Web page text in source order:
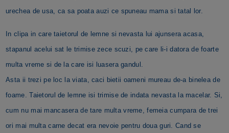
urechea de usa, ca sa poata auzi ce spuneau mama si tatal lor.
In clipa in care taietorul de lemne si nevasta lui ajunsera acasa,
stapanul acelui sat le trimise zece scuzi, pe care li-i datora de foarte
multa vreme si de la care isi luasera gandul.
Asta ii trezi pe loc la viata, caci bietii oameni mureau de-a binelea de
foame. Taietorul de lemne isi trimise de indata nevasta la macelar. Si,
cum nu mai mancasera de tare multa vreme, femeia cumpara de trei
ori mai multa carne decat era nevoie pentru doua guri. Cand se